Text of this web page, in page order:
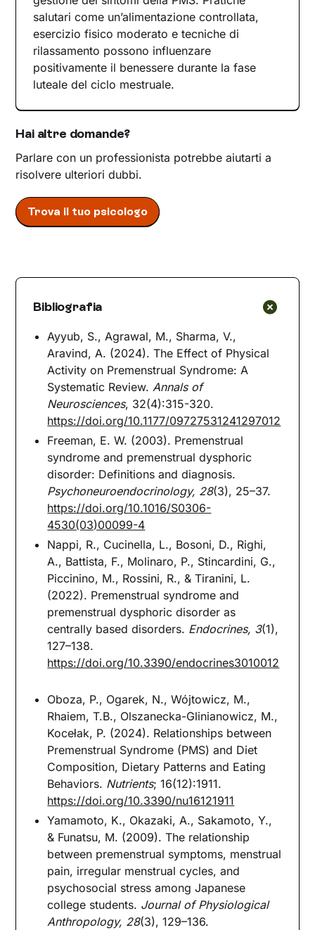
salutari come un’alimentazione controllata,
esercizio fisico moderato e tecniche di
rilassamento possono influenzare
positivamente il benessere durante la fase
luteale del ciclo mestruale.
Hai altre domande?
Parlare con un professionista potrebbe aiutarti a
risolvere ulteriori dubbi.
Trova il tuo psicologo
Bibliografia
Ayyub, S., Agrawal, M., Sharma, V.,
Aravind, A. (2024). The Effect of Physical
Activity on Premenstrual Syndrome: A
Systematic Review. Annals of
Neurosciences, 32(4):315-320.
https://doi.org/10.1177/09727531241297012
Freeman, E. W. (2003). Premenstrual
syndrome and premenstrual dysphoric
disorder: Definitions and diagnosis.
Psychoneuroendocrinology, 28(3), 25–37.
https://doi.org/10.1016/S0306-
4530(03)00099-4
Nappi, R., Cucinella, L., Bosoni, D., Righi,
A., Battista, F., Molinaro, P., Stincardini, G.,
Piccinino, M., Rossini, R., & Tiranini, L.
(2022). Premenstrual syndrome and
premenstrual dysphoric disorder as
centrally based disorders. Endocrines, 3(1),
127–138.
https://doi.org/10.3390/endocrines3010012
Oboza, P., Ogarek, N., Wójtowicz, M.,
Rhaiem, T.B., Olszanecka-Glinianowicz, M.,
Kocełak, P. (2024). Relationships between
Premenstrual Syndrome (PMS) and Diet
Composition, Dietary Patterns and Eating
Behaviors. Nutrients; 16(12):1911.
https://doi.org/10.3390/nu16121911
Yamamoto, K., Okazaki, A., Sakamoto, Y.,
& Funatsu, M. (2009). The relationship
between premenstrual symptoms, menstrual
pain, irregular menstrual cycles, and
psychosocial stress among Japanese
college students. Journal of Physiological
Anthropology, 28(3), 129–136.